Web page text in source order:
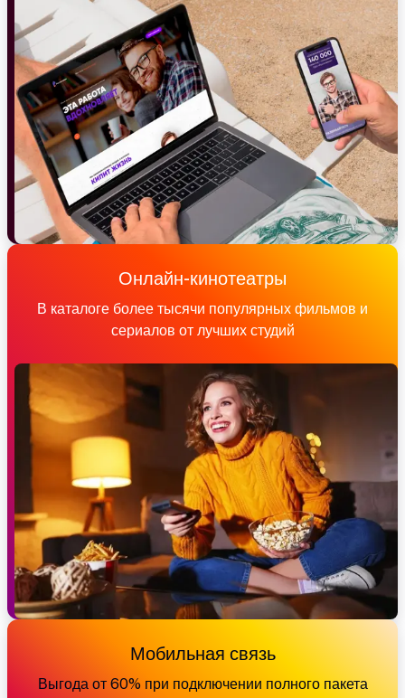
Онлайн-кинотеатры
В каталоге более тысячи популярных фильмов и
сериалов от лучших студий
Мобильная связь
Выгода от 60% при подключении полного пакета